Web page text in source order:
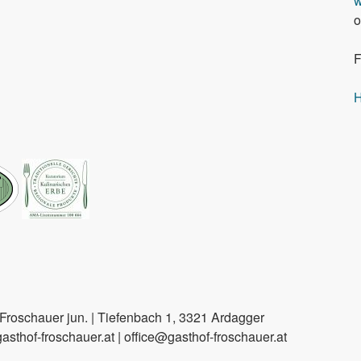
jun. | Tiefenbach 1, 3321 Ardagger
froschauer.at | office@gasthof-froschauer.at